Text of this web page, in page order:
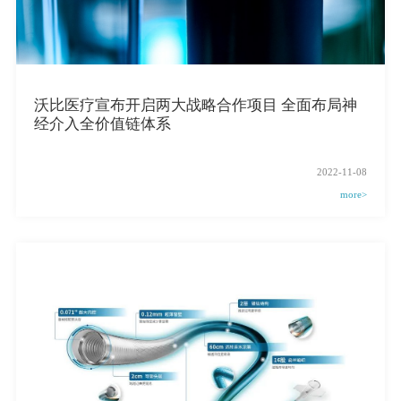
沃比医疗宣布开启两大战略合作项目 全面布局神
经介入全价值链体系
2022-11-08
more>